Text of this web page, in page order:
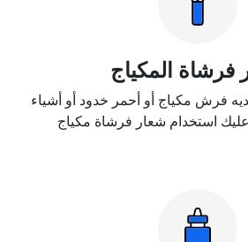
فرشاة المكياج
فرش مكياج أو أحمر خدود أو أشياء